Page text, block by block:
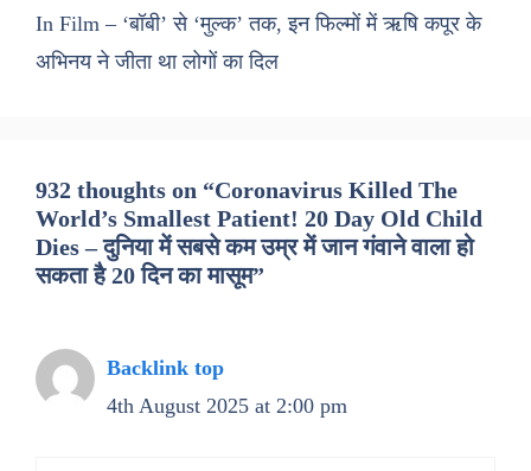
In Film – ‘बॉबी’ से ‘मुल्क’ तक, इन फिल्मों में ऋषि कपूर के
अभिनय ने जीता था लोगों का दिल
932 thoughts on “Coronavirus Killed The
World’s Smallest Patient! 20 Day Old Child
Dies – दुनिया में सबसे कम उम्र में जान गंवाने वाला हो
सकता है 20 दिन का मासूम”
Backlink top
4th August 2025 at 2:00 pm